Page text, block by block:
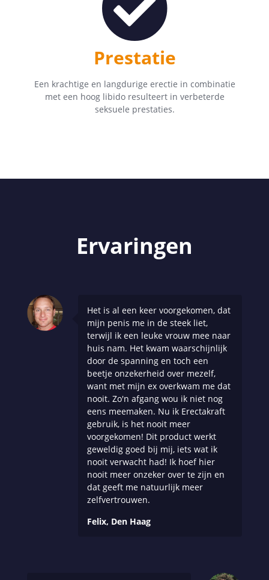
Prestatie
Een krachtige en langdurige erectie in combinatie
met een hoog libido resulteert in verbeterde
seksuele prestaties.
Ervaringen
Het is al een keer voorgekomen, dat
mijn penis me in de steek liet,
terwijl ik een leuke vrouw mee naar
huis nam. Het kwam waarschijnlijk
door de spanning en toch een
beetje onzekerheid over mezelf,
want met mijn ex overkwam me dat
nooit. Zo'n afgang wou ik niet nog
eens meemaken. Nu ik Erectakraft
gebruik, is het nooit meer
voorgekomen! Dit product werkt
geweldig goed bij mij, iets wat ik
nooit verwacht had! Ik hoef hier
nooit meer onzeker over te zijn en
dat geeft me natuurlijk meer
zelfvertrouwen.
Felix, Den Haag